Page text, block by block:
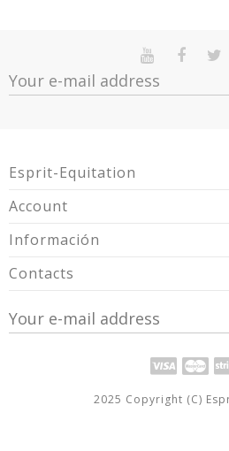
Esprit-Equitation
Account
Información
Contacts
2025 Copyright (C)